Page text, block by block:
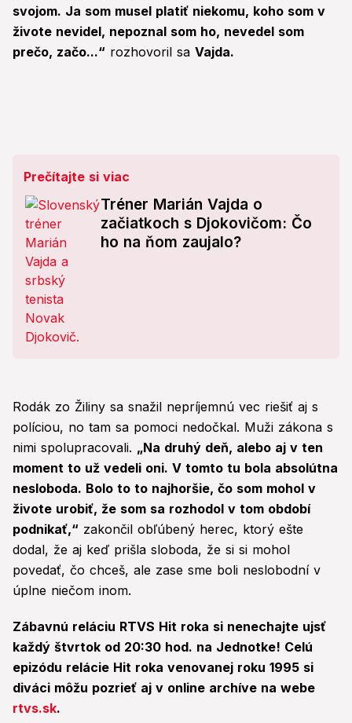
svojom. Ja som musel platiť niekomu, koho som v
živote nevidel, nepoznal som ho, nevedel som
prečo, začo...“ rozhovoril sa Vajda.
Prečítajte si viac
Tréner Marián Vajda o
začiatkoch s Djokovičom: Čo
ho na ňom zaujalo?
Rodák zo Žiliny sa snažil nepríjemnú vec riešiť aj s
políciou, no tam sa pomoci nedočkal. Muži zákona s
nimi spolupracovali. „Na druhý deň, alebo aj v ten
moment to už vedeli oni. V tomto tu bola absolútna
nesloboda. Bolo to to najhoršie, čo som mohol v
živote urobiť, že som sa rozhodol v tom období
podnikať,“ zakončil obľúbený herec, ktorý ešte
dodal, že aj keď prišla sloboda, že si si mohol
povedať, čo chceš, ale zase sme boli neslobodní v
úplne niečom inom.
Zábavnú reláciu RTVS Hit roka si nenechajte ujsť
každý štvrtok od 20:30 hod. na Jednotke! Celú
epizódu relácie Hit roka venovanej roku 1995 si
diváci môžu pozrieť aj v online archíve na webe
rtvs.sk.